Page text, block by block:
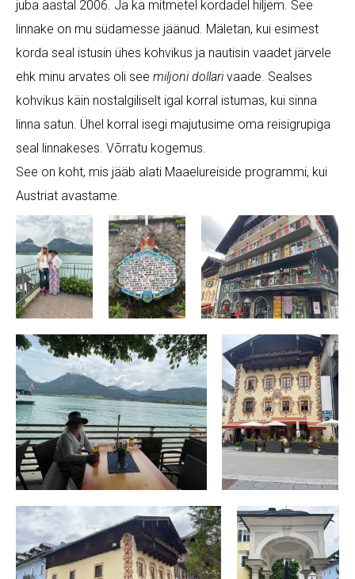
juba aastal 2006. Ja ka mitmetel kordadel hiljem. See
linnake on mu südamesse jäänud. Mäletan, kui esimest
korda seal istusin ühes kohvikus ja nautisin vaadet järvele
ehk minu arvates oli see miljoni dollarivaade. Sealses
kohvikus käin nostalgiliselt igal korral istumas, kui sinna
linna satun. Ühel korral isegi majutusime oma reisigrupiga
seal linnakeses. Võrratu kogemus.
See on koht, mis jääb alati Maaelureiside programmi, kui
Austriat avastame.